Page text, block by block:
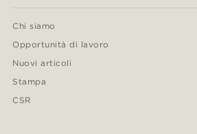
Chi siamo
Opportunità di lavoro
Nuovi articoli
Stampa
CSR